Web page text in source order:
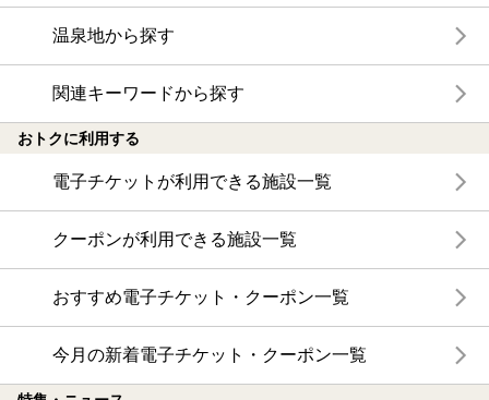
温泉地から探す
関連キーワードから探す
おトクに利用する
電子チケットが利用できる施設一覧
クーポンが利用できる施設一覧
おすすめ電子チケット・クーポン一覧
今月の新着電子チケット・クーポン一覧